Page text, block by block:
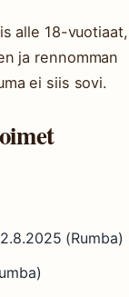
alle 18-vuotiaat,
ja rennomman
ei siis sovi.
(Rumba)